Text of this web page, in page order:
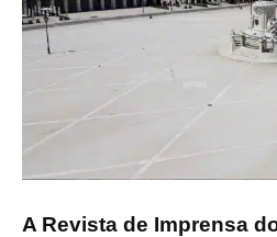
A Revista de Imprensa